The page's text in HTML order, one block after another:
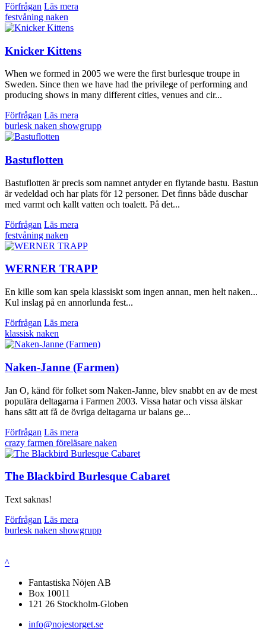
Förfrågan Läs mera
festvåning naken
Knicker Kittens
When we formed in 2005 we were the first burlesque troupe in
Sweden. Since then we have had the privilege of performing and
producing shows in many different cities, venues and cir...
Förfrågan Läs mera
burlesk naken showgrupp
Bastuflotten
Bastuflotten är precis som namnet antyder en flytande bastu. Bastun
är vedeldad och har plats för 12 personer. Det finns både duschar
med varmt och kallt vatten och toalett. På det...
Förfrågan Läs mera
festvåning naken
WERNER TRAPP
En kille som kan spela klassiskt som ingen annan, men helt naken...
Kul inslag på en annorlunda fest...
Förfrågan Läs mera
klassisk naken
Naken-Janne (Farmen)
Jan O, känd för folket som Naken-Janne, blev snabbt en av de mest
populära deltagarna i Farmen 2003. Vissa hatar och vissa älskar
hans sätt att få de övriga deltagarna ur balans ge...
Förfrågan Läs mera
crazy farmen föreläsare naken
The Blackbird Burlesque Cabaret
Text saknas!
Förfrågan Läs mera
burlesk naken showgrupp
^
Fantastiska Nöjen AB
Box 10011
121 26 Stockholm-Globen
info@nojestorget.se